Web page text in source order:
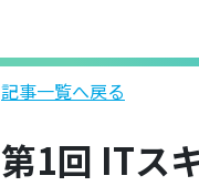
記事一覧へ戻る
第1回 ITス